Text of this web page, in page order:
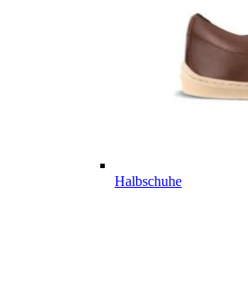
Halbschuhe